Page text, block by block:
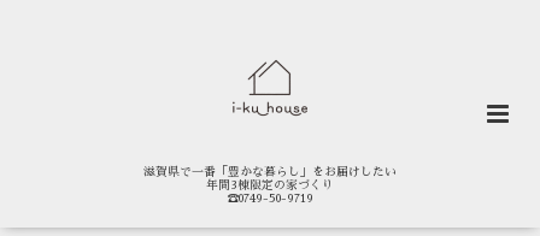
滋賀県で一番「豊かな暮らし」をお届けしたい
年間3棟限定の家づくり
☎0749-50-9719